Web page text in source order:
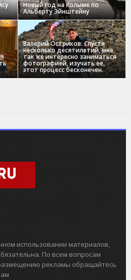
Новый год на Колыме по
Альберту Эйнштейну
Валерий Остриков: Спустя
несколько десятилетий, мне
так же интересно заниматься
фотографией, изучать ее,
этот процесс бесконечен.
использовании материалов,
По всем вопросам
рекламы обращайтесь